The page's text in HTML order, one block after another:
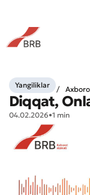
Bosh sahifa
Yangiliklar
Diqqat,
04.02.2026•1 min